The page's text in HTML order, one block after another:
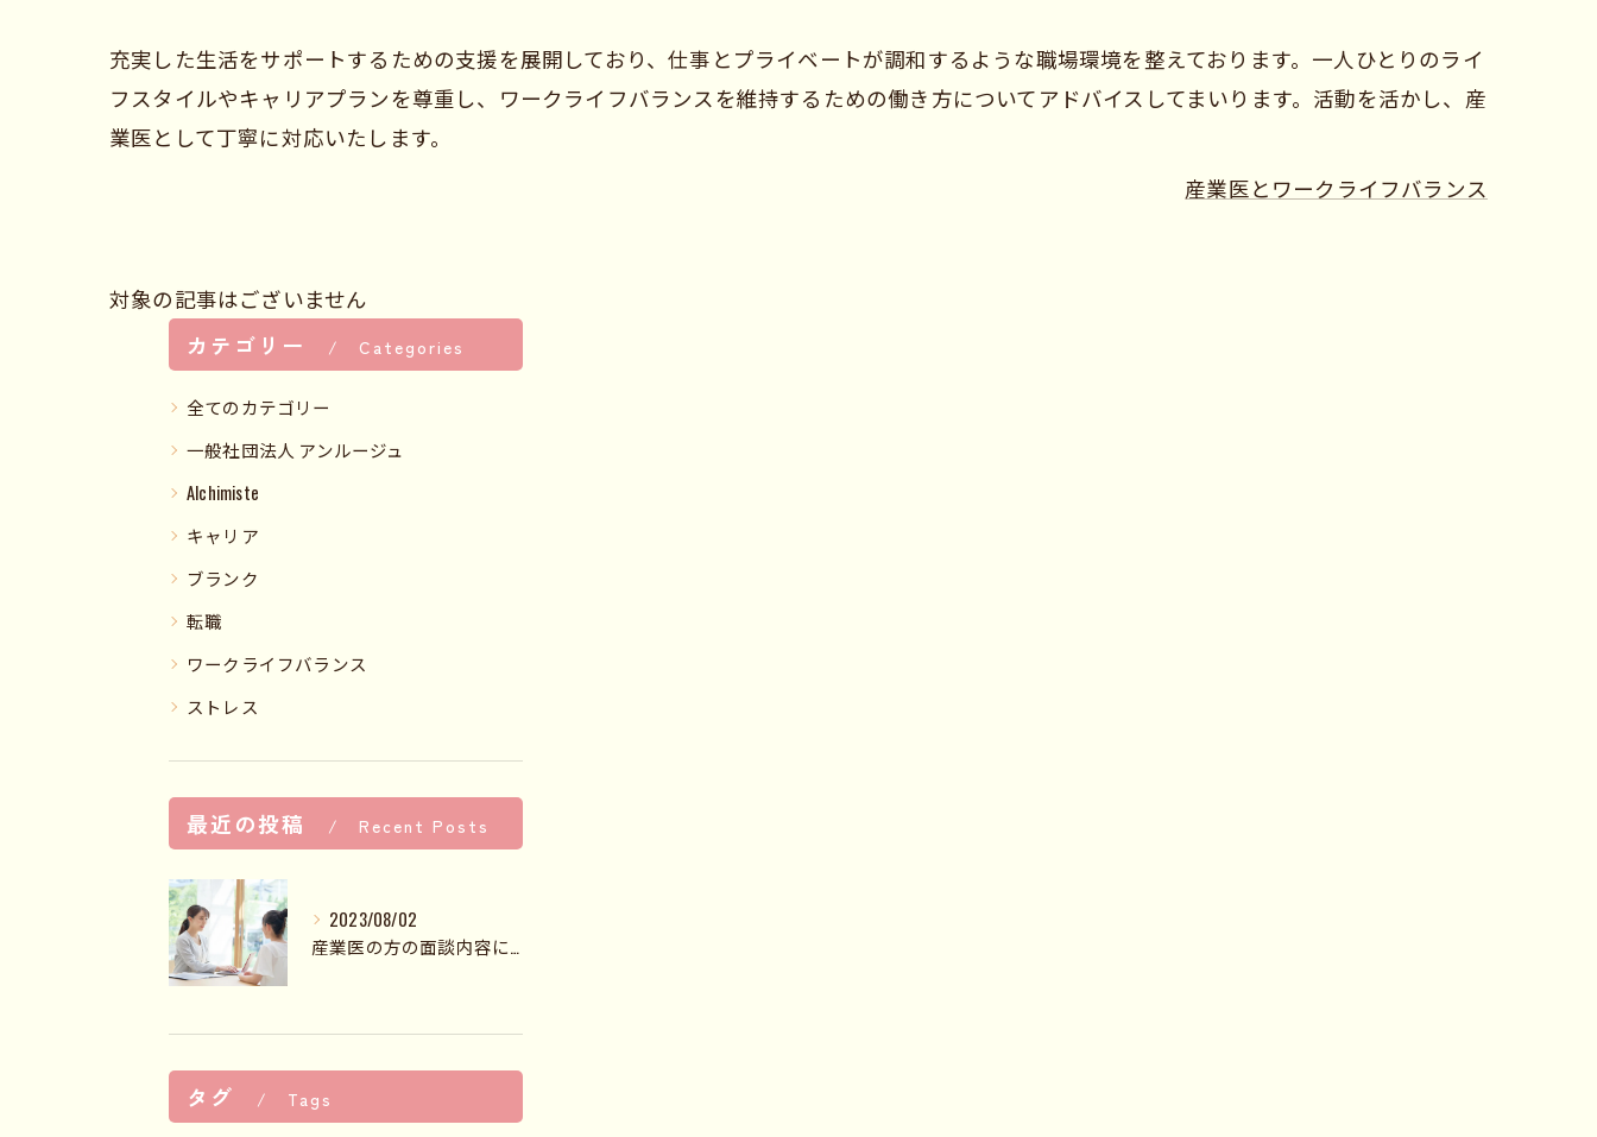
充実した生活をサポートするための支援を展開しており、仕事とプライベートが調和するような職場環境を整えております。一人ひとりのライ
フスタイルやキャリアプランを尊重し、ワークライフバランスを維持するための働き方についてアドバイスしてまいります。活動を活かし、産
業医として丁寧に対応いたします。
産業医とワークライフバランス
対象の記事はございません
カテゴリー
Categories
全てのカテゴリー
一般社団法人 アンルージュ
Alchimiste
キャリア
ブランク
転職
ワークライフバランス
ストレス
最近の投稿 Recent Posts
2023/08/02
産業医の方の面談内容についてお教えいたします
タグ Tags